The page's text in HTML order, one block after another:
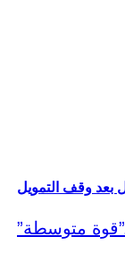
بعد وقف التمويل